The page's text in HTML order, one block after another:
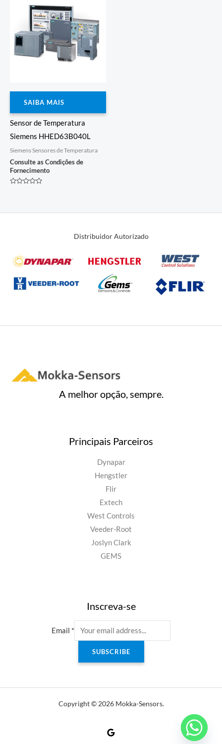
SAIBA MAIS
Sensor de Temperatura
Siemens HHED63B040L
Siemens Sensores de Temperatura
Consulte as Condições de
Fornecimento
Distribuidor Autorizado
A melhor opção, sempre.
Principais Parceiros
Dynapar
Hengstler
Flir
Extech
West Controls
Veeder-Root
Joslyn Clark
GEMS
Inscreva-se
Email *
SUBSCRIBE
Copyright © 2026 Mokka-Sensors.